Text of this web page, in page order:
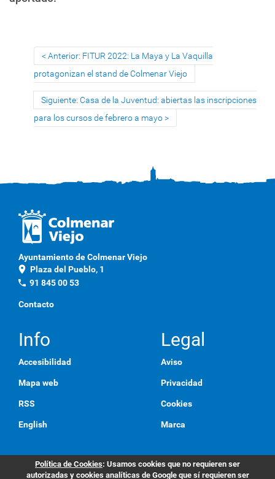
Anterior: FITUR 2022: La Maya y La Vaquilla
protagonizan el stand de Colmenar Viejo
Siguiente: Casa de la Juventud: abiertas las inscripciones
para los cursos de febrero a mayo
Ayuntamiento de Colmenar Viejo
location_on Plaza del Pueblo, 1
phone 91 845 00 53
Contacto
Info
Accesibilidad
Mapa web
RSS
English
Legal
Aviso
Privacidad
Cookies
Marca
Política de Cookies: Usamos cookies que no requieren ser
autorizadas y cookies analíticas de Google que sí requieren ser